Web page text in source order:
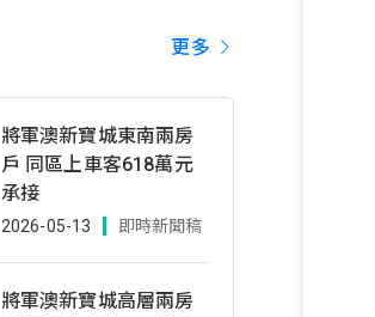
更多
將軍澳新寶城東南兩房
戶 同區上車客618萬元
承接
2026-05-13 即時新聞稿
將軍澳新寶城高層兩房